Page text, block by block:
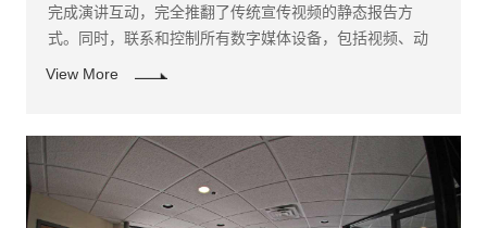
完成演讲互动，完全推翻了传统宣传视频的静态报告方
式。同时，联系和控制所有数字媒体设备，包括视频、动
画、图片、文本、声音、照明等，以集成智能的方式最大
View More